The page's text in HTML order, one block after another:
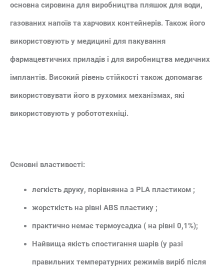
основна сировина для виробництва пляшок для води,
газованих напоїв та харчових контейнерів. Також його
використовують у медицині для пакування
фармацевтичних приладів і для виробництва медичних
імплантів. Високий рівень стійкості також допомагає
використовувати його в рухомих механізмах, які
використовують у робототехніці.
Основні властивості:
легкість друку, порівнянна з PLA пластиком ;
жорсткість на рівні ABS пластику ;
практично немає термоусадка ( на рівні 0,1%);
Найвища якість спостигання шарів (у разі
правильних температурних режимів виріб після